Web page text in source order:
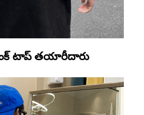
టాప్ తయారీదారు